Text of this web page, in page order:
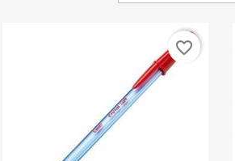
favorite_border